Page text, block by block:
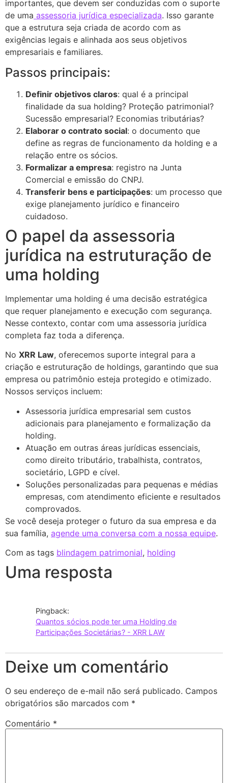
importantes, que devem ser conduzidas com o suporte
de uma assessoria jurídica especializada. Isso garante
que a estrutura seja criada de acordo com as
exigências legais e alinhada aos seus objetivos
empresariais e familiares.
Passos principais:
Definir objetivos claros: qual é a principal
finalidade da sua holding? Proteção patrimonial?
Sucessão empresarial? Economias tributárias?
Elaborar o contrato social: o documento que
define as regras de funcionamento da holding e a
relação entre os sócios.
Formalizar a empresa: registro na Junta
Comercial e emissão do CNPJ.
Transferir bens e participações: um processo que
exige planejamento jurídico e financeiro
cuidadoso.
O papel da assessoria
jurídica na estruturação de
uma holding
Implementar uma holding é uma decisão estratégica
que requer planejamento e execução com segurança.
Nesse contexto, contar com uma assessoria jurídica
completa faz toda a diferença.
No XRR Law, oferecemos suporte integral para a
criação e estruturação de holdings, garantindo que sua
empresa ou patrimônio esteja protegido e otimizado.
Nossos serviços incluem:
Assessoria jurídica empresarial sem custos
adicionais para planejamento e formalização da
holding.
Atuação em outras áreas jurídicas essenciais,
como direito tributário, trabalhista, contratos,
societário, LGPD e cível.
Soluções personalizadas para pequenas e médias
empresas, com atendimento eficiente e resultados
comprovados.
Se você deseja proteger o futuro da sua empresa e da
sua família, agende uma conversa com a nossa equipe.
Com as tags blindagem patrimonial, holding
Uma resposta
Pingback:
Quantos sócios pode ter uma Holding de
Participações Societárias? - XRR LAW
Deixe um comentário
O seu endereço de e-mail não será publicado. Campos
obrigatórios são marcados com *
Comentário *